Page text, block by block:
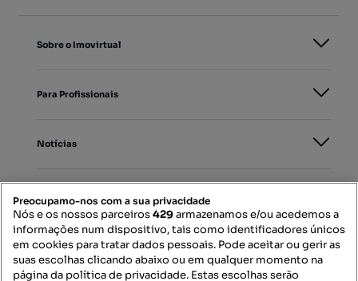
Sobre o Imovirtual
Para Profissionais
Notícias
Mapa do Site
Preocupamo-nos com a sua privacidade
Nós e os nossos parceiros429armazenamos e/ou acedemos a
informações num dispositivo, tais como identificadores únicos
em cookies para tratar dados pessoais. Pode aceitar ou gerir as
suas escolhas clicando abaixo ou em qualquer momento na
página da política de privacidade. Estas escolhas serão